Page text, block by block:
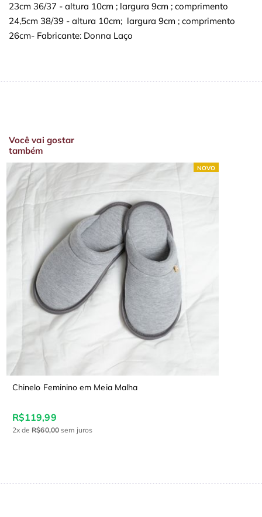
23cm 36/37 - altura 10cm ; largura 9cm ; comprimento
24,5cm 38/39 - altura 10cm; largura 9cm ; comprimento
26cm- Fabricante: Donna Laço
Você vai gostar
também
NOVO
Chinelo Feminino em Meia Malha
R$119,99
2x de R$60,00sem juros